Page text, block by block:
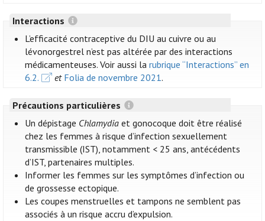
Interactions
L’efficacité contraceptive du DIU au cuivre ou au
lévonorgestrel n’est pas altérée par des interactions
médicamenteuses. Voir aussi larubrique “Interactions” en
6.2.
et Folia de novembre 2021.
Précautions particulières
Un dépistage Chlamydia et gonocoque doit être réalisé
chez les femmes à risque d’infection sexuellement
transmissible (IST), notamment < 25 ans, antécédents
d’IST, partenaires multiples.
Informer les femmes sur les symptômes d’infection ou
de grossesse ectopique.
Les coupes menstruelles et tampons ne semblent pas
associés à un risque accru d’expulsion.